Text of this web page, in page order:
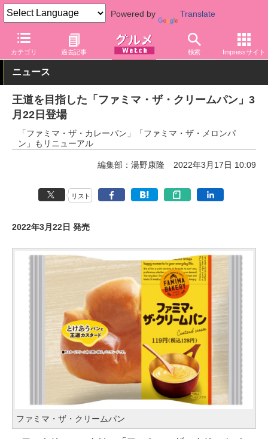
Powered by Translate
カテゴリ 過去記事 検索 Impressサイト
グルメ Watch 店舗 コンビニ ファミリーマート
ニュース
王道を目指した「ファミマ・ザ・クリームパン」3
月22日登場
「ファミマ・ザ・カレーパン」「ファミマ・ザ・メロンパ
ン」もリニューアル
編集部：湯野康隆 2022年3月17日 10:09
リスト
2022年3月22日 発売
ファミマ・ザ・クリームパン